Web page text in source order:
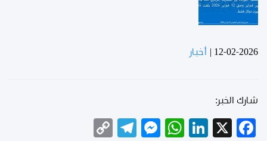
12-02-2026 أخبار
شارك الخبر:
Facebook
X
LinkedIn
WhatsApp
Messenger
Telegram